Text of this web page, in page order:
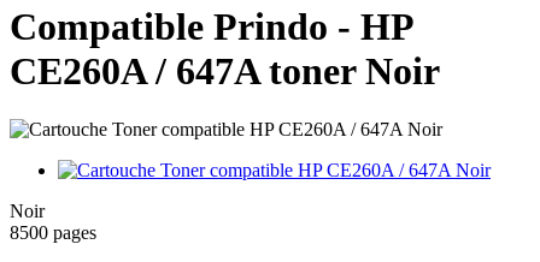
Compatible Prindo - HP
CE260A / 647A toner Noir
Noir
8500 pages